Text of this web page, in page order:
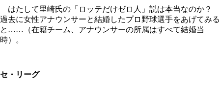
はたして里崎氏の「ロッテだけゼロ人」説は本当なのか？
過去に女性アナウンサーと結婚したプロ野球選手をあげてみる
と……（在籍チーム、アナウンサーの所属はすべて結婚当
時）。
セ・リーグ